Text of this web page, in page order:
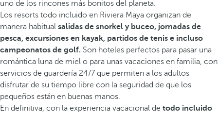
uno de los rincones más bonitos del planeta.
Los resorts todo incluido en Riviera Maya organizan de
manera habitual salidas de snorkel y buceo, jornadas de
pesca, excursiones en kayak, partidos de tenis e incluso
campeonatos de golf. Son hoteles perfectos para pasar una
romántica luna de miel o para unas vacaciones en familia, con
servicios de guardería 24/7 que permiten a los adultos
disfrutar de su tiempo libre con la seguridad de que los
pequeños están en buenas manos.
En definitiva, con la experiencia vacacional de todo incluido